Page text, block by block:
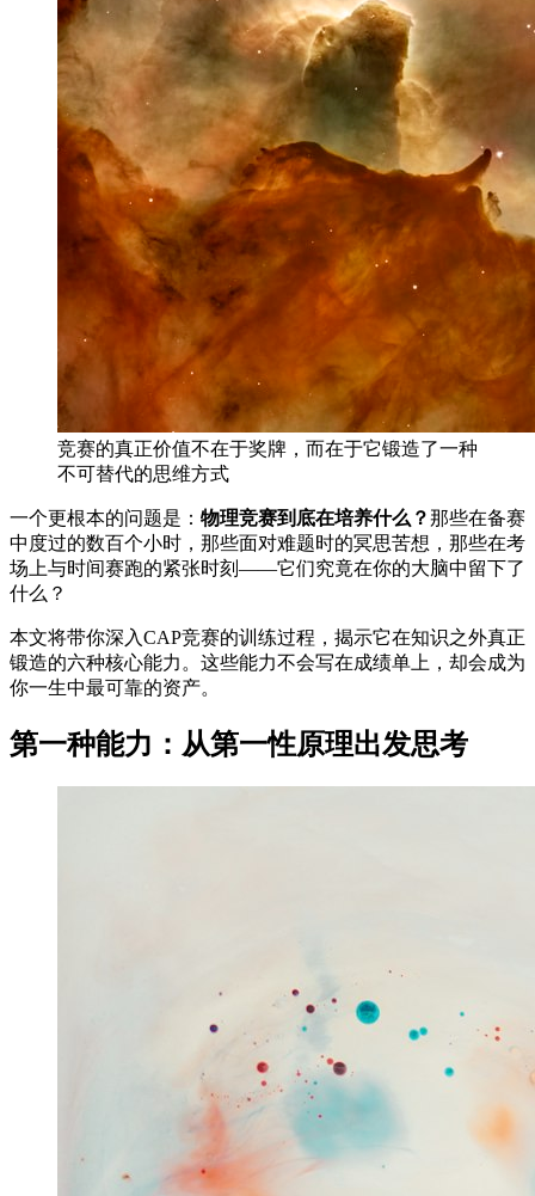
竞赛的真正价值不在于奖牌，而在于它锻造了一种
不可替代的思维方式
一个更根本的问题是： 物理竞赛到底在培养什么？那些在备赛
中度过的数百个小时，那些面对难题时的冥思苦想，那些在考
场上与时间赛跑的紧张时刻——它们究竟在你的大脑中留下了
什么？
本文将带你深入CAP竞赛的训练过程，揭示它在知识之外真正
锻造的六种核心能力。这些能力不会写在成绩单上，却会成为
你一生中最可靠的资产。
第一种能力：从第一性原理出发思考